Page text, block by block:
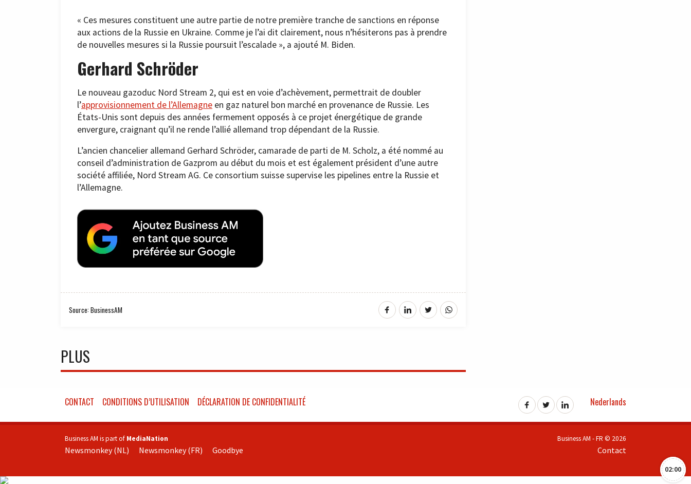
« Ces mesures constituent une autre partie de notre première tranche de sanctions en réponse
aux actions de la Russie en Ukraine. Comme je l’ai dit clairement, nous n’hésiterons pas à prendre
de nouvelles mesures si la Russie poursuit l’escalade », a ajouté M. Biden.
Gerhard Schröder
Le nouveau gazoduc Nord Stream 2, qui est en voie d’achèvement, permettrait de doubler
l’approvisionnement de l’Allemagne en gaz naturel bon marché en provenance de Russie. Les
États-Unis sont depuis des années fermement opposés à ce projet énergétique de grande
envergure, craignant qu’il ne rende l’allié allemand trop dépendant de la Russie.
L’ancien chancelier allemand Gerhard Schröder, camarade de parti de M. Scholz, a été nommé au
conseil d’administration de Gazprom au début du mois et est également président d’une autre
société affiliée, Nord Stream AG. Ce consortium suisse supervise les pipelines entre la Russie et
l’Allemagne.
Source: BusinessAM
PLUS
02:00
CONTACT CONDITIONS D’UTILISATION DÉCLARATION DE CONFIDENTIALITÉ Nederlands
Business AM is part of MediaNation
Newsmonkey (NL) Newsmonkey (FR) Goodbye
Business AM - FR © 2026
Contact